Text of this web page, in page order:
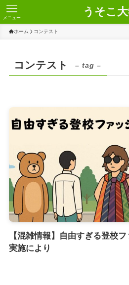
うそこ
メニュー
ホーム コンテスト
コンテスト – tag –
【混雑情報】自由すぎる登校
実施により